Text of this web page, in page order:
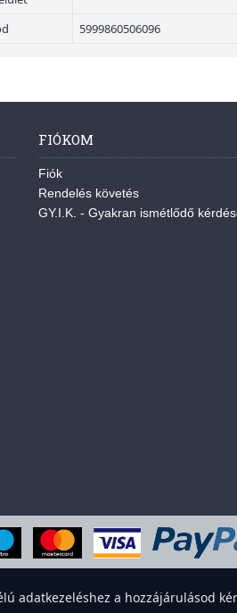
5999860506096
FIÓKOM
Fiók
Rendelés követés
GY.I.K. - Gyakran ismétlődő
adatkezeléshez a hozzájárulásod
Elutasítom